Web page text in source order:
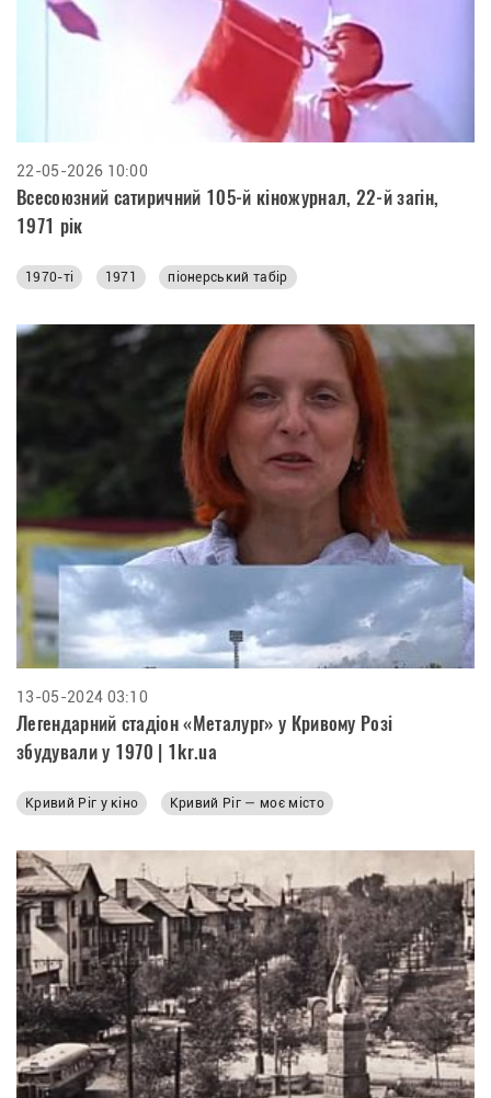
22-05-2026 10:00
Всесоюзний сатиричний 105-й кіножурнал, 22-й загін,
1971 рік
1970-ті 1971 піонерський табір
13-05-2024 03:10
Легендарний стадіон «Металург» у Кривому Розі
збудували у 1970 | 1kr.ua
Кривий Ріг у кіно Кривий Ріг — моє місто